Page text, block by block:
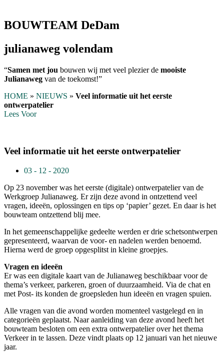
BOUWTEAM DeDam
julianaweg volendam
“Samen met jou bouwen wij met veel plezier de mooiste
Julianaweg van de toekomst!”
HOME » NIEUWS » Veel informatie uit het eerste
ontwerpatelier
Lees Voor
Veel informatie uit het eerste ontwerpatelier
03 - 12 - 2020
Op 23 november was het eerste (digitale) ontwerpatelier van de
Werkgroep Julianaweg. Er zijn deze avond in ontzettend veel
vragen, ideeën, oplossingen en tips op ‘papier’ gezet. En daar is het
bouwteam ontzettend blij mee.
In het gemeenschappelijke gedeelte werden er drie schetsontwerpen
gepresenteerd, waarvan de voor- en nadelen werden benoemd.
Hierna werd de groep opgesplitst in kleine groepjes.
Vragen en ideeën
Er was een digitale kaart van de Julianaweg beschikbaar voor de
thema’s verkeer, parkeren, groen of duurzaamheid. Via de chat en
met Post- its konden de groepsleden hun ideeën en vragen spuien.
Alle vragen van die avond worden momenteel vastgelegd en in
categorieën geplaatst. Naar aanleiding van deze avond heeft het
bouwteam besloten om een extra ontwerpatelier over het thema
Verkeer in te lassen. Deze vindt plaats op 12 januari van het nieuwe
jaar.